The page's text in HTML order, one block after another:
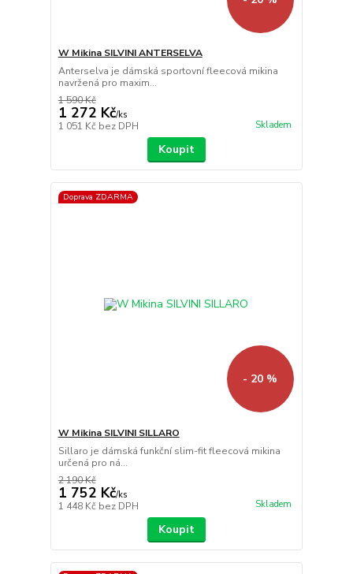
W Mikina SILVINI ANTERSELVA
Anterselva je dámská sportovní fleecová mikina
navržená pro maxim...
1 590 Kč
1 272 Kč/ks
1 051 Kč bez DPH Skladem
Koupit
Doprava ZDARMA
- 20 %
W Mikina SILVINI SILLARO
Sillaro je dámská funkční slim-fit fleecová mikina
určená pro ná...
2 190 Kč
1 752 Kč/ks
1 448 Kč bez DPH Skladem
Koupit